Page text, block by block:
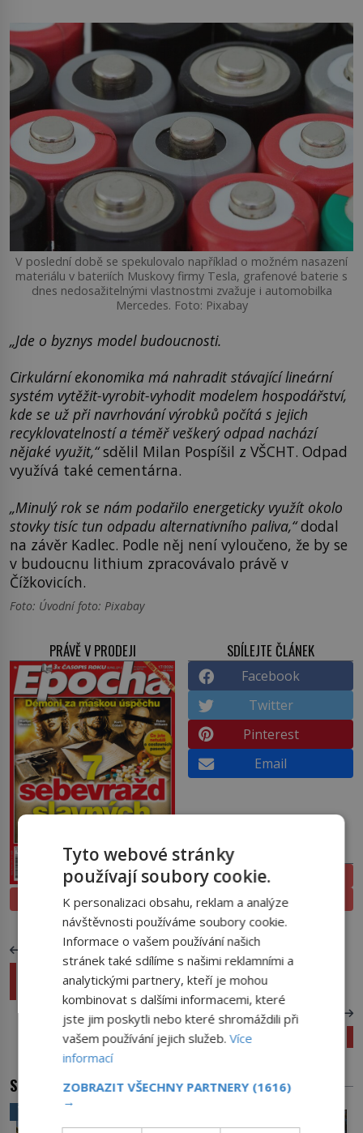
V poslední době se spekulovalo například o možném nasazení
materiálu v bateriích Muskovy firmy Tesla, grafenové baterie s
dnes nedosažitelnými vlastnostmi zvažuje i automobilka
Mercedes. Foto: Pixabay
„Jde o byznys model budoucnosti.
Cirkulární ekonomika má nahradit stávající lineární
systém vytěžit-vyrobit-vyhodit modelem hospodářství,
kde se už při navrhování výrobků počítá s jejich
recyklovatelností a téměř veškerý odpad nachází
nějaké využit,“sdělil Milan Pospíšil z VŠCHT. Odpad
využívá také cementárna.
„Minulý rok se nám podařilo energeticky využít okolo
stovky tisíc tun odpadu alternativního paliva,“dodal
na závěr Kadlec. Podle něj není vyloučeno, že by se
v budoucnu lithium zpracovávalo právě v
Čížkovicích.
Foto: Úvodní foto: Pixabay
PRÁVĚ V PRODEJI
PROLISTOVAT
SDÍLEJTE ČLÁNEK
Facebook
Twitter
Pinterest
Email
ELEKTRONICKÉ
TIŠTĚNÉ
PŘEDCHOZÍ ČLÁNEK
Renesance ve středních Čechách: Co spojuje
Beroun s italskou Veronou?
DALŠÍ ČLÁNEK
10 BIBLICKÝCH RAN – Co na to říká historie?
SOUVISEJÍCÍ ČLÁNKY
VĚDA A TECHNIKA
Tyto webové stránky
používají soubory cookie.
K personalizaci obsahu, reklam a analýze
návštěvnosti používáme soubory cookie.
Informace o vašem používání našich
stránek také sdílíme s našimi reklamními a
analytickými partnery, kteří je mohou
kombinovat s dalšími informacemi, které
jste jim poskytli nebo které shromáždili při
vašem používání jejich služeb.Více
informací
ZOBRAZIT VŠECHNY PARTNERY (1616)
→